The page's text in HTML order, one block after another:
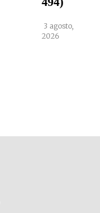
3 agosto,
2026